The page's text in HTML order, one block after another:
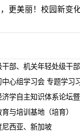
更美丽！校园新变化
部、机关年轻处级干部
心组学习会 专题学习
学自主知识体系论坛暨
与培训基地（培育）
西亚、新加坡